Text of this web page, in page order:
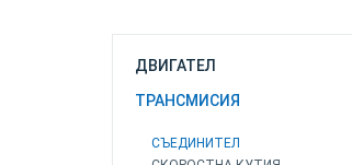
ДВИГАТЕЛ
ТРАНСМИСИЯ
СЪЕДИНИТЕЛ